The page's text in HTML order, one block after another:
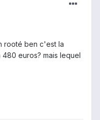
rooté ben c'est la
euros? mais lequel